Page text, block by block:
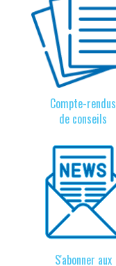
Compte-rendus
de conseils
S'abonner aux